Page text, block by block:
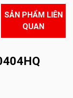
SẢN PHẨM LIÊN
QUAN